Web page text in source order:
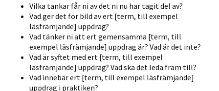
Vilka tankar får ni av det ni nu har tagit del av?
Vad ger det för bild av ert [term, till exempel
läsfrämjande] uppdrag?
Vad tänker ni att ert gemensamma [term, till
exempel läsfrämjande] uppdrag är? Vad är det inte?
Vad är syftet med ert [term, till exempel
läsfrämjande] uppdrag? Vad ska det leda fram till?
Vad innebär ert [term, till exempel läsfrämjande]
uppdrag i praktiken?